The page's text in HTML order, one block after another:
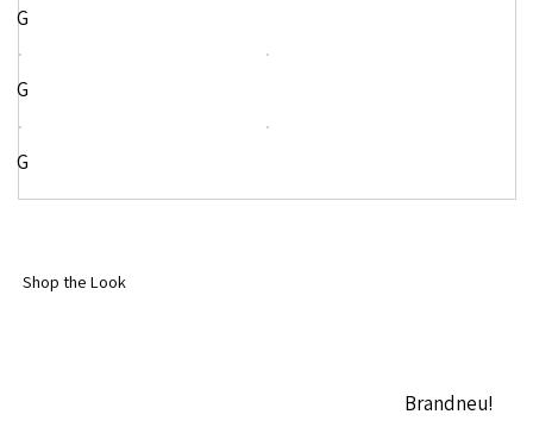
G
G
G
Shop the Look
Brandneu!